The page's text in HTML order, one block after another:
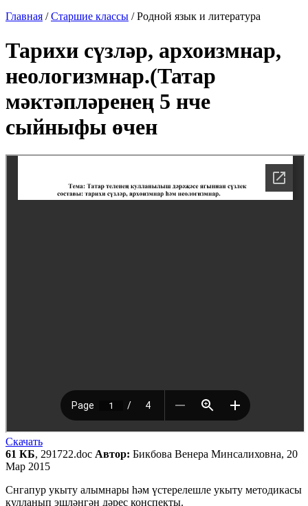
Главная /Старшие классы /Родной язык и литература
Тарихи сүзләр, архоизмнар,
неологизмнар.(Татар
мәктәпләренең 5 нче
сыйныфы өчен
Скачать
61 КБ, 291722.doc Автор: Бикбова Венера Минсалиховна, 20
Мар 2015
Снгапур укыту алымнары һәм үстерелешле укыту методикасы
кулланып эшләнгән дәрес конспекты.